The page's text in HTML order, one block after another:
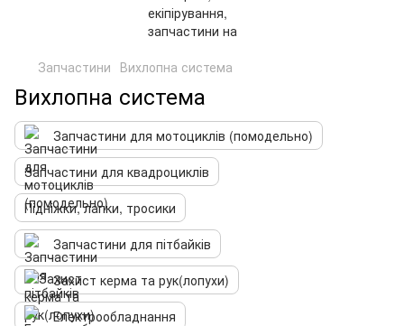
Запчастини Вихлопна система
Вихлопна система
Запчастини для мотоциклів (помодельно)
Запчастини для квадроциклів
Підніжки, лапки, тросики
Запчастини для пітбайків
Захист керма та рук(лопухи)
Електрообладнання